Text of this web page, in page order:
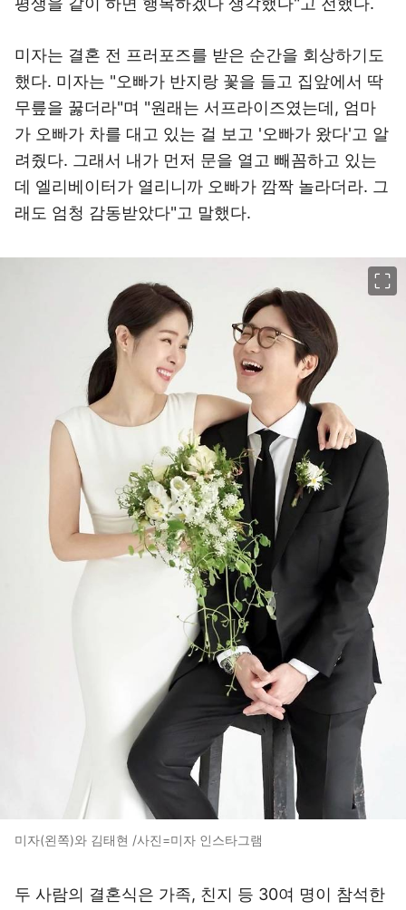
미자는 결혼 전 프러포즈를 받은 순간을 회상하기도
했다. 미자는 "오빠가 반지랑 꽃을 들고 집앞에서 딱
무릎을 꿇더라"며 "원래는 서프라이즈였는데, 엄마
가 오빠가 차를 대고 있는 걸 보고 '오빠가 왔다'고 알
려줬다. 그래서 내가 먼저 문을 열고 빼꼼하고 있는
데 엘리베이터가 열리니까 오빠가 깜짝 놀라더라. 그
래도 엄청 감동받았다"고 말했다.
미자(왼쪽)와 김태현 /사진=미자 인스타그램
두 사람의 결혼식은 가족, 친지 등 30여 명이 참석한